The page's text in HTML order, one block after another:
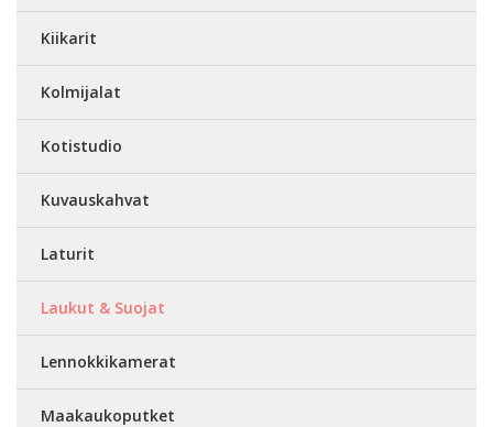
Kiikarit
Kolmijalat
Kotistudio
Kuvauskahvat
Laturit
Laukut & Suojat
Lennokkikamerat
Maakaukoputket